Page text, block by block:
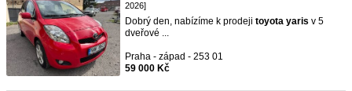
2026]
Dobrý den, nabízíme k prodeji toyota yaris v 5
dveřové ...
Praha - západ - 253 01
59 000 Kč